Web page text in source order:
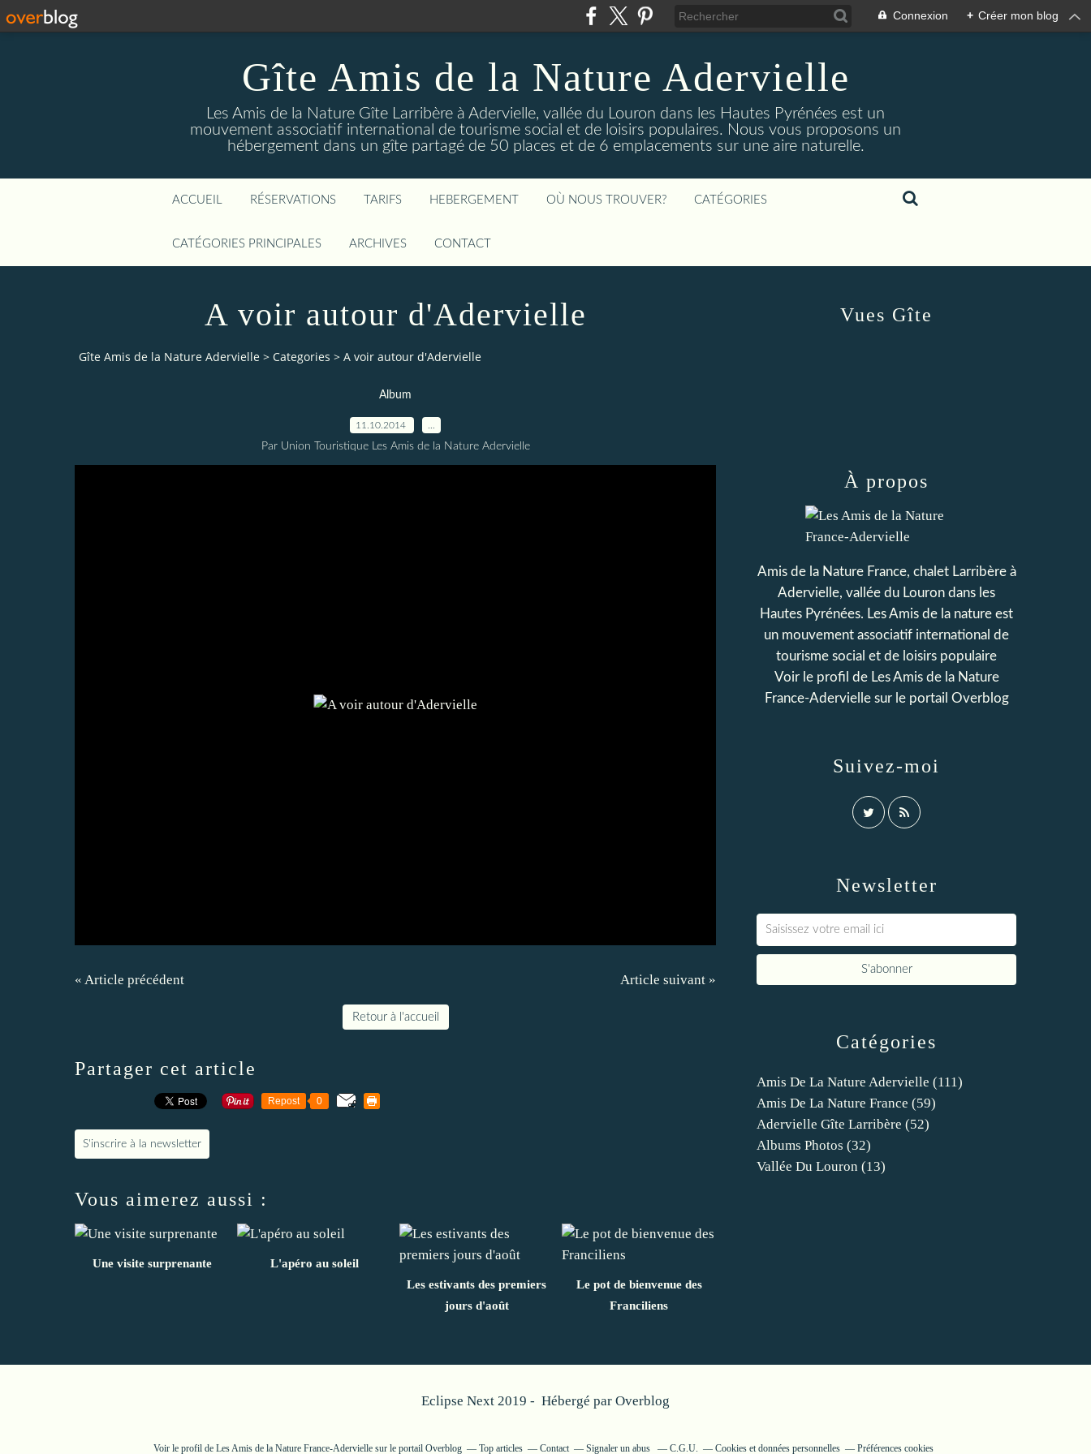
Connexion + Créer mon blog
Gîte Amis de la Nature Adervielle
Les Amis de la Nature Gîte Larribère à Adervielle, vallée du Louron dans les Hautes Pyrénées est un
mouvement associatif international de tourisme social et de loisirs populaires. Nous vous proposons un
hébergement dans un gîte partagé de 50 places et de 6 emplacements sur une aire naturelle.
ACCUEIL RÉSERVATIONS TARIFS HEBERGEMENT OÙ NOUS TROUVER? CATÉGORIES
CATÉGORIES PRINCIPALES ARCHIVES CONTACT
A voir autour d'Adervielle
Gîte Amis de la Nature Adervielle > Categories > A voir autour d'Adervielle
Album
11.10.2014
Par Union Touristique Les Amis de la Nature Adervielle
« Article précédent Article suivant »
Retour à l'accueil
Partager cet article
Repost 0
S'inscrire à la newsletter
Vous aimerez aussi :
Une visite surprenante
L'apéro au soleil
Les estivants des premiers
jours d'août
Le pot de bienvenue des
Franciliens
Newsletter
Catégories
Amis De La Nature Adervielle (111)
Amis De La Nature France (59)
Adervielle Gîte Larribère (52)
Albums Photos (32)
Vallée Du Louron (13)
Suivez-moi
À propos
Amis de la Nature France, chalet Larribère à
Adervielle, vallée du Louron dans les
Hautes Pyrénées. Les Amis de la nature est
un mouvement associatif international de
tourisme social et de loisirs populaire
Voir le profil de Les Amis de la Nature
France-Aderviellesur le portail Overblog
Vues Gîte
Eclipse Next 2019 - Hébergé par Overblog
Voir le profil de Les Amis de la Nature France-Aderviellesur le portail Overblog Top articles Contact Signaler un abus C.G.U. Cookies et données personnelles Préférences cookies